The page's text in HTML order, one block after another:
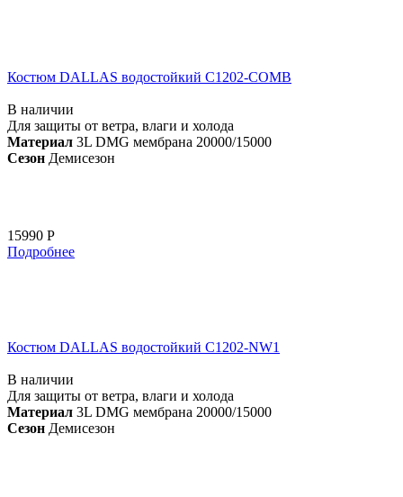
Костюм DALLAS водостойкий C1202-COMB
В наличии
Для защиты от ветра, влаги и холода
Материал 3L DMG мембрана 20000/15000
Сезон Демисезон
15990 Р
Подробнее
Костюм DALLAS водостойкий C1202-NW1
В наличии
Для защиты от ветра, влаги и холода
Материал 3L DMG мембрана 20000/15000
Сезон Демисезон